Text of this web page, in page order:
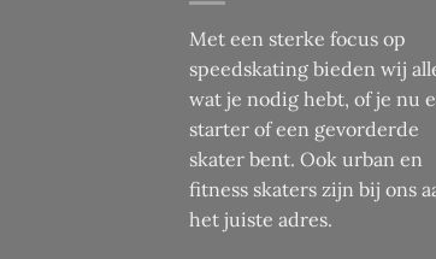
Met een sterke focus op
speedskating bieden wij
wat je nodig hebt, of je nu
starter of een gevorderde
skater bent. Ook urban en
fitness skaters zijn bij ons
het juiste adres.